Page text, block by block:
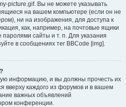
picture.gif. Вы не можете указывать
на вашем компьютере (если он не
ни на изображения, для доступа к
как, например, на почтовые ящики
сайты и т. п. Для указания
в сообщениях тег BBCode [img].
информацию, и вы должны прочесть их
вверху каждого из форумов и в вашем
важных объявлений
конференции.